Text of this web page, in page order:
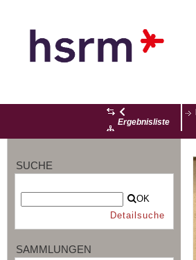
Ergebnisliste
SUCHE
OK
Detailsuche
SAMMLUNGEN